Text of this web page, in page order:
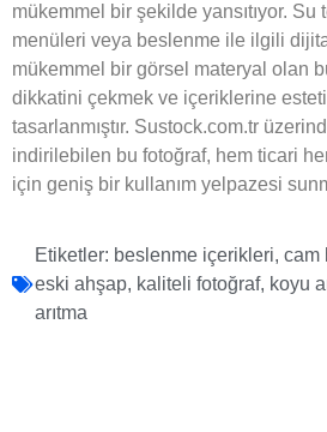
mükemmel bir şekilde yansıtıyor. Su
menüleri veya beslenme ile ilgili
mükemmel bir görsel materyal olan
dikkatini çekmek ve içeriklerine
tasarlanmıştır. Sustock.com.tr
indirilebilen bu fotoğraf, hem ticari
için geniş bir kullanım yelpazesi
Etiketler: beslenme içerikleri, cam
eski ahşap, kaliteli fotoğraf, koyu
arıtma